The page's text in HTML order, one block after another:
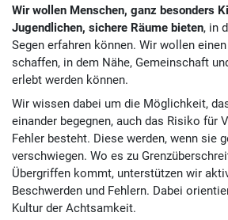
Wir wollen Menschen, ganz besonders
Jugendlichen, sichere Räume bieten, in
Segen erfahren können. Wir wollen
schaffen, in dem Nähe, Gemeinschaft
erlebt werden können.
Wir wissen dabei um die Möglichkeit,
einander begegnen, auch das Risiko für
Fehler besteht. Diese werden, wenn sie
verschwiegen. Wo es zu
Übergriffen kommt, unterstützen wir
Beschwerden und Fehlern. Dabei
Kultur der Achtsamkeit.